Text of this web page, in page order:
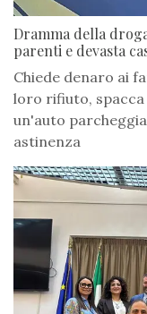
Dramma della
parenti e devasta
Chiede denaro ai
loro rifiuto,
un'auto
astinenza